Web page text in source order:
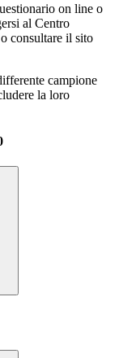
on line o
al Centro
consultare il sito
campione
la loro